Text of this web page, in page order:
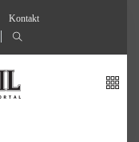
Kontakt